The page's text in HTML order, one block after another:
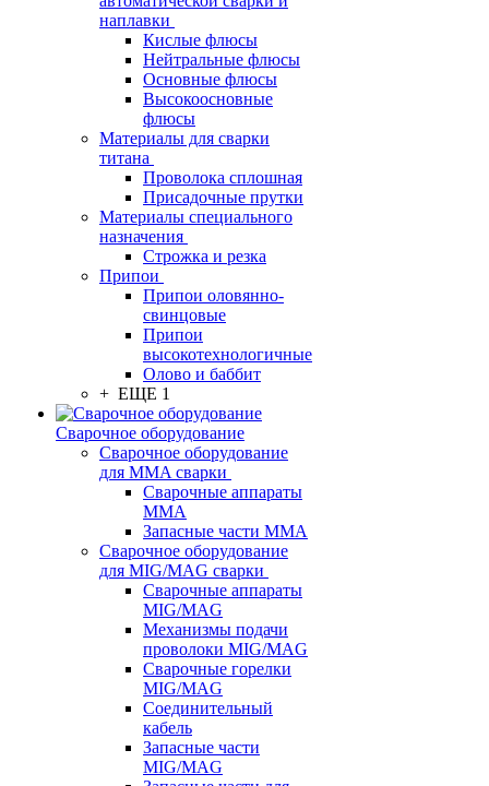
наплавки
Кислые флюсы
Нейтральные флюсы
Основные флюсы
Высокоосновные
флюсы
Материалы для сварки
титана
Проволока сплошная
Присадочные прутки
Материалы специального
назначения
Строжка и резка
Припои
Припои оловянно-
свинцовые
Припои
высокотехнологичные
Олово и баббит
+ ЕЩЕ 1
Сварочное оборудование
Сварочное оборудование
для MMA сварки
Сварочные аппараты
MMA
Запасные части MMA
Сварочное оборудование
для MIG/MAG сварки
Сварочные аппараты
MIG/MAG
Механизмы подачи
проволоки MIG/MAG
Сварочные горелки
MIG/MAG
Соединительный
кабель
Запасные части
MIG/MAG